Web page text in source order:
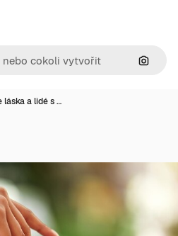
Hledat
láska a lidé s …